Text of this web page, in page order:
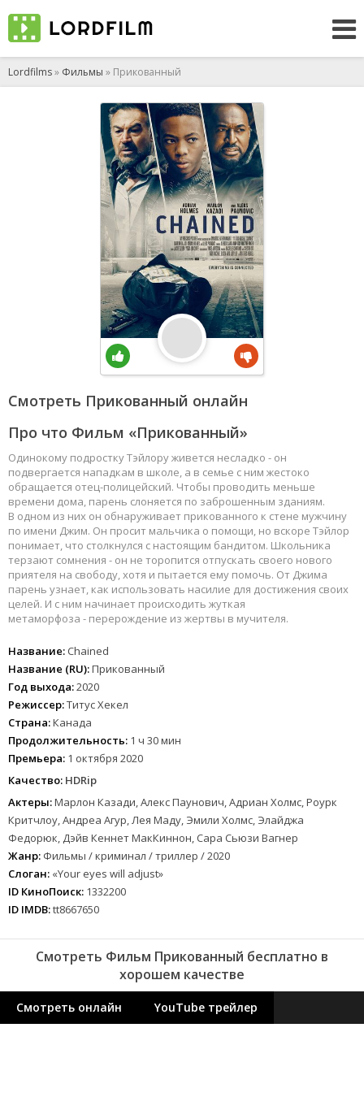
Lordfilms» Фильмы » Прикованный
Смотреть Прикованный онлайн
Про что Фильм «Прикованный»
Одинокому подростку Тэйлору живется несладко - он
подвергается нападкам в школе, а в семье с ним жестоко
обращается отец-полицейский. Чтобы проводить меньше
времени дома, парень слоняется по заброшенным зданиям.
В одном из них он обнаруживает прикованного к стене мужчину
по имени Джим. Он просит мальчика о помощи, но вскоре Тэйлор
понимает, что столкнулся с настоящим бандитом. Школьника
терзают сомнения - он не торопится отпускать своего нового
приятеля на свободу, хотя и пытается ему помочь. От Джима
парень узнает, как использовать насилие для достижения своих
целей. И с ним начинает происходить жуткая
метаморфоза - перерождение из жертвы в мучителя.
Название: Chained
Название (RU):Прикованный
Год выхода:2020
Режиссер:Титус Хекел
Страна:Канада
Продолжительность: 1 ч 30 мин
Премьера: 1 октября 2020
Качество: HDRip
Актеры:Марлон Казади, Алекс Паунович, Адриан Холмс, Роурк
Критчлоу, Андреа Агур, Лея Маду, Эмили Холмс, Элайджа
Федорюк, Дэйв Кеннет МакКиннон, Сара Сьюзи Вагнер
Жанр: Фильмы / криминал / триллер / 2020
Слоган: «Your eyes will adjust»
ID КиноПоиск: 1332200
ID IMDB:tt8667650
Смотреть Фильм Прикованный бесплатно в
хорошем качестве
Смотреть онлайн YouTube трейлер